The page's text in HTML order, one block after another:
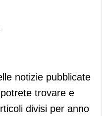
notizie pubblicate
trovare e
divisi per anno